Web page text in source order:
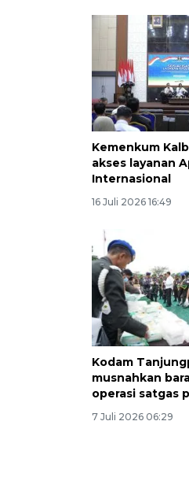
Kemenkum
akses layanan
Internasional
16 Juli 2026 16:49
Kodam
musnahkan
operasi satgas
7 Juli 2026 06:29